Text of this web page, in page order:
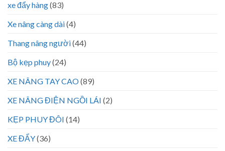
xe đẩy hàng(83)
Xe nâng càng dài(4)
Thang nâng người(44)
Bộ kẹp phuy(24)
XE NÂNG TAY CAO(89)
XE NÂNG ĐIỆN NGỒI LÁI (2)
KẸP PHUY ĐÔI (14)
XE ĐẨY(36)